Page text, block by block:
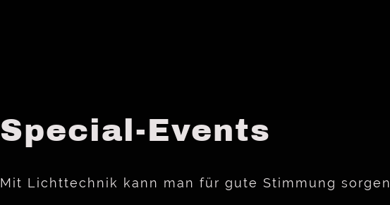
Special-Events
Mit Lichttechnik kann man für gute Stimmung sorgen